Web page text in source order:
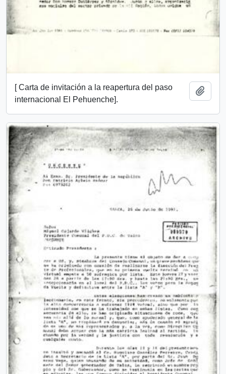
[ Carta de invitación a la reapertura del paso
internacional El Pehuenche].